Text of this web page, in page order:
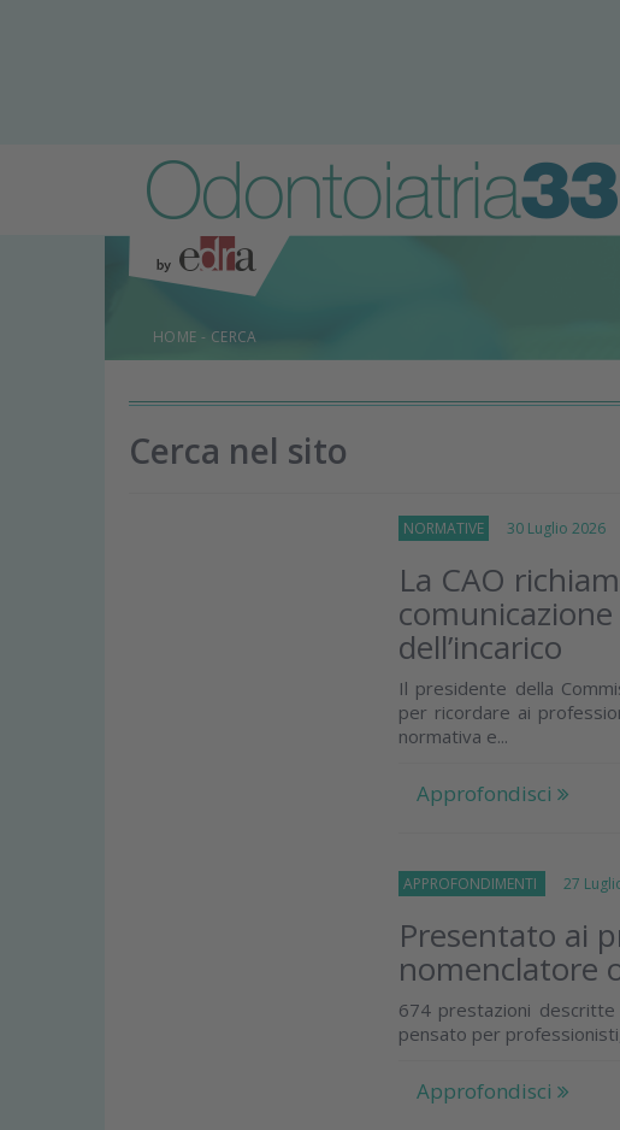
HOME - CERCA
Cerca nel sito
NORMATIVE 30 Luglio 2026
La CAO
dell’incarico
Il presidente della
per ricordare ai
normativa e...
Approfondisci
APPROFONDIMENTI 27
Presentato ai
nomenclatore
674 prestazioni
pensato per
Approfondisci